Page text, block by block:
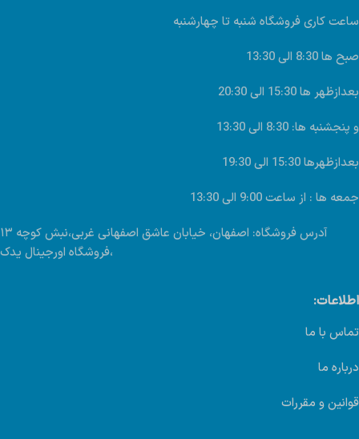
ساعت کاری فروشگاه شنبه تا چهارشنبه
صبح ها 8:30 الی 13:30
بعدازظهر ها 15:30 الی 20:30
و پنجشنبه ها: 8:30 الی 13:30
بعدازظهرها 15:30 الی 19:30
جمعه ها : از ساعت 9:00 الی 13:30
آدرس فروشگاه: اصفهان، خیابان عاشق اصفهانی غربی،نبش کوچه ۱۳
،فروشگاه اورجینال یدک
اطلاعات:
تماس با ما
درباره ما
قوانین و مقررات